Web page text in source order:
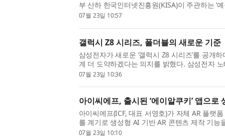
부 산하 한국인터넷진흥원(KISA)이 주관하는 ‘
발대식에 참석하고 디지털 화폐 결제망 구축에
07월 23일 10:57
갤럭시 Z8 시리즈, 폴더블의 새로운 기준
삼성전자가 새로운 ‘갤럭시 Z8 시리즈’를 공개
계 더 도약하겠다는 의지를 밝혔다. 삼성전자
eXperience) 사업부장은 7월 22일(현지시간)
07월 23일 10:36
아이씨에프, 출시된 ‘에이알쿠키’ 앱으
아이씨에프(ICF, 대표 서영호)가 자체 AR 플랫폼
를 계기로 생성형 AI 기반 AR 콘텐츠 제작 기능
전시를 통해 몰입형 AR ART 사업화에 나선다.
07월 23일 10:10